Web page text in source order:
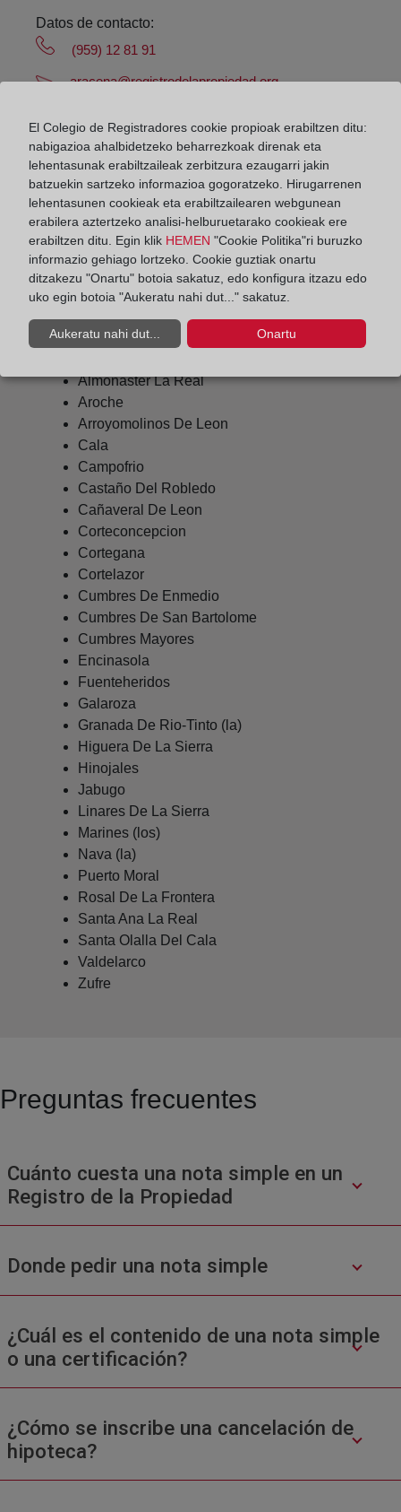
Datos de contacto:
(959) 12 81 91
aracena@registrodelapropiedad.org
Eduardo Fernández Estevan
Delegado de Protección de Datos:
dpo@corpme.es
Otros municipios incluidos en el
distrito hipotecario
Almonaster La Real
Aroche
Arroyomolinos De Leon
Cala
Campofrio
Castaño Del Robledo
Cañaveral De Leon
Corteconcepcion
Cortegana
Cortelazor
Cumbres De Enmedio
Cumbres De San Bartolome
Cumbres Mayores
Encinasola
Fuenteheridos
Galaroza
Granada De Rio-Tinto (la)
Higuera De La Sierra
Hinojales
Jabugo
Linares De La Sierra
Marines (los)
Nava (la)
Puerto Moral
Rosal De La Frontera
Santa Ana La Real
Santa Olalla Del Cala
Valdelarco
Zufre
Preguntas frecuentes
Cuánto cuesta una nota simple en un
Registro de la Propiedad
Donde pedir una nota simple
¿Cuál es el contenido de una nota simple
o una certificación?
¿Cómo se inscribe una cancelación de
hipoteca?
El Colegio de Registradores cookie propioak erabiltzen ditu:
nabigazioa ahalbidetzeko beharrezkoak direnak eta
lehentasunak erabiltzaileak zerbitzura ezaugarri jakin
batzuekin sartzeko informazioa gogoratzeko. Hirugarrenen
lehentasunen cookieak eta erabiltzailearen webgunean
erabilera aztertzeko analisi-helburuetarako cookieak ere
erabiltzen ditu. Egin klik HEMEN "Cookie Politika"ri buruzko
informazio gehiago lortzeko. Cookie guztiak onartu
ditzakezu "Onartu" botoia sakatuz, edo konfigura itzazu edo
uko egin botoia "Aukeratu nahi dut..." sakatuz.
Aukeratu nahi dut... Onartu